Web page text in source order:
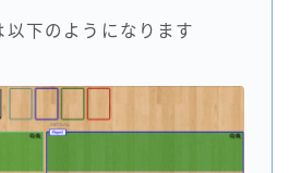
以下のようになります